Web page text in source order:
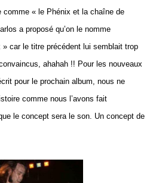
comme « le Phénix et la chaîne de
a proposé qu’on le nomme
car le titre précédent lui semblait trop
ahahah !! Pour les nouveaux
pour le prochain album, nous ne
comme nous l’avons fait
le concept sera le son. Un concept de